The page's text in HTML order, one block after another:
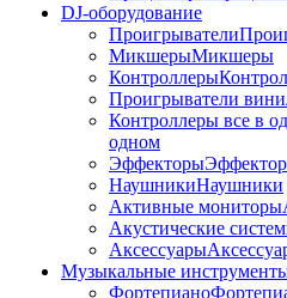
DJ-оборудование
Проигрыватели
МикшерыМикшеры
Контроллеры
Проигрыватели
Контроллеры все в
одном
Эффекторы
НаушникиНаушники
Активные мониторы
Акустические
Аксессуары
Музыкальные
Фортепиано